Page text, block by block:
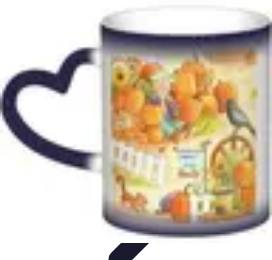
Cuisine et Santé
DIY & Décoration
Citrouilles et Fantômes